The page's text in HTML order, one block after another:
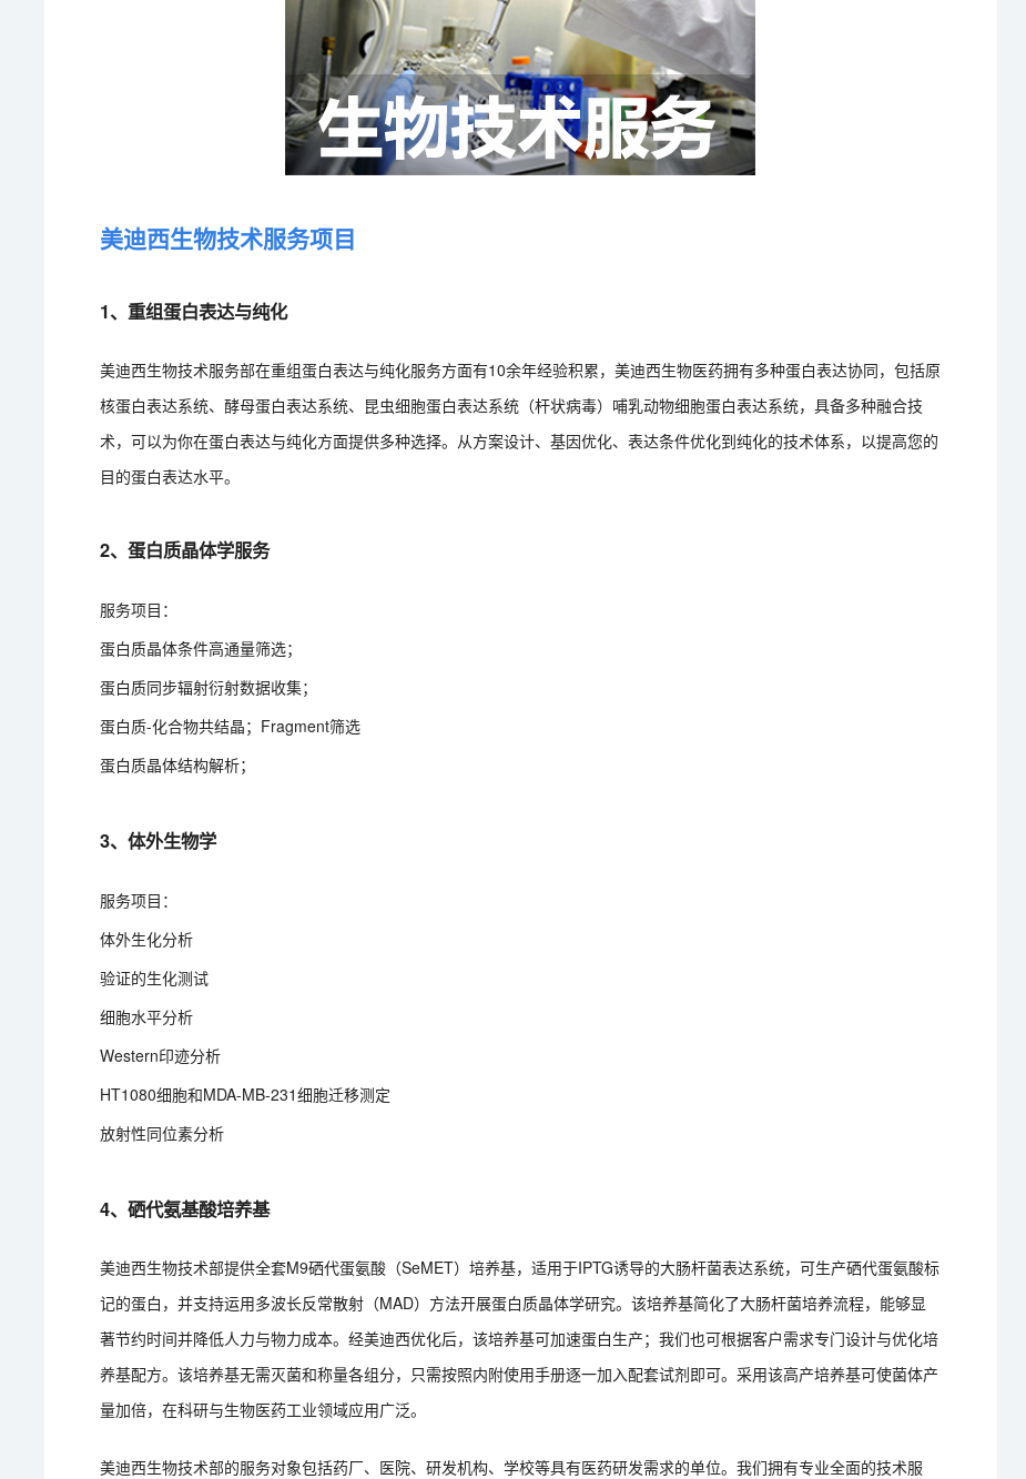
美迪西生物技术服务项目
1、重组蛋白表达与纯化
美迪西生物技术服务部在重组蛋白表达与纯化服务方面有10余年经验积累，美迪西生物医药拥有多种蛋白表达协同，包括原
核蛋白表达系统、酵母蛋白表达系统、昆虫细胞蛋白表达系统（杆状病毒）哺乳动物细胞蛋白表达系统，具备多种融合技
术，可以为你在蛋白表达与纯化方面提供多种选择。从方案设计、基因优化、表达条件优化到纯化的技术体系，以提高您的
目的蛋白表达水平。
2、蛋白质晶体学服务
服务项目：
蛋白质晶体条件高通量筛选；
蛋白质同步辐射衍射数据收集；
蛋白质-化合物共结晶；Fragment筛选
蛋白质晶体结构解析；
3、体外生物学
服务项目：
体外生化分析
验证的生化测试
细胞水平分析
Western印迹分析
HT1080细胞和MDA-MB-231细胞迁移测定
放射性同位素分析
4、硒代氨基酸培养基
美迪西生物技术部提供全套M9硒代蛋氨酸（SeMET）培养基，适用于IPTG诱导的大肠杆菌表达系统，可生产硒代蛋氨酸标
记的蛋白，并支持运用多波长反常散射（MAD）方法开展蛋白质晶体学研究。该培养基简化了大肠杆菌培养流程，能够显
著节约时间并降低人力与物力成本。经美迪西优化后，该培养基可加速蛋白生产；我们也可根据客户需求专门设计与优化培
养基配方。该培养基无需灭菌和称量各组分，只需按照内附使用手册逐一加入配套试剂即可。采用该高产培养基可使菌体产
量加倍，在科研与生物医药工业领域应用广泛。
美迪西生物技术部的服务对象包括药厂、医院、研发机构、学校等具有医药研发需求的单位。我们拥有专业全面的技术服